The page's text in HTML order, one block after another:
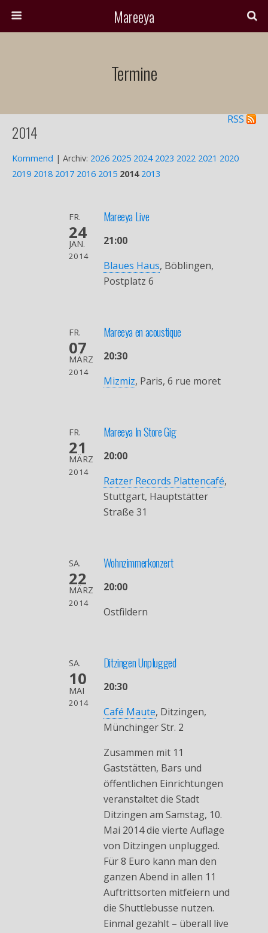
Mareeya
Termine
RSS
2014
Kommend | Archiv: 2026 2025 2024 2023 2022 2021 2020
2019 2018 2017 2016 2015 2014 2013
FR.
24
JAN.
2014
Mareeya Live
21:00
Blaues Haus, Böblingen,
Postplatz 6
FR.
07
MÄRZ
2014
Mareeya en acoustique
20:30
Mizmiz, Paris, 6 rue moret
FR.
21
MÄRZ
2014
Mareeya In Store Gig
20:00
Ratzer Records Plattencafé,
Stuttgart, Hauptstätter
Straße 31
SA.
22
MÄRZ
2014
Wohnzimmerkonzert
20:00
Ostfildern
SA.
10
MAI
2014
Ditzingen Unplugged
20:30
Café Maute, Ditzingen,
Münchinger Str. 2
Zusammen mit 11
Gaststätten, Bars und
öffentlichen Einrichtungen
veranstaltet die Stadt
Ditzingen am Samstag, 10.
Mai 2014 die vierte Auflage
von Ditzingen unplugged.
Für 8 Euro kann man den
ganzen Abend in allen 11
Auftrittsorten mitfeiern und
die Shuttlebusse nutzen.
Einmal gezahlt – überall live